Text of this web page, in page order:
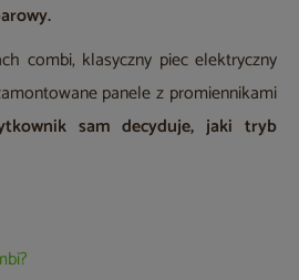
combi, klasyczny piec elektryczny
panele z promiennikami
sam decyduje, jaki tryb